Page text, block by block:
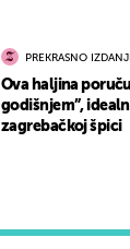
PREKRASNO
Ova haljina
godišnjem”,
zagrebačkoj špici